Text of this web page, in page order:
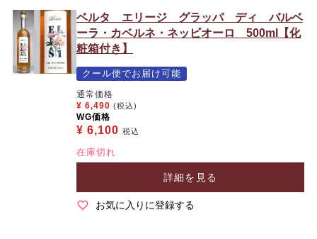
ベルタ エリージ グラッパ ディ バルベ
ーラ・カベルネ・ネッビオーロ 500ml【化
粧箱付き】
クール便でお届け可能
通常価格
¥ 6,490 (税込)
WG価格
¥ 6,100 税込
在庫切れ
詳細を見る
お気に入りに登録する